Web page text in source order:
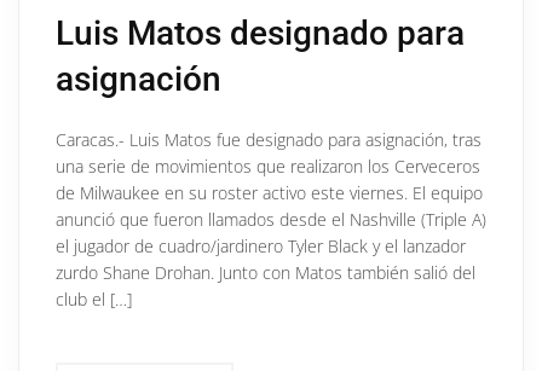
Luis Matos designado para
asignación
Caracas.- Luis Matos fue designado para asignación, tras
una serie de movimientos que realizaron los Cerveceros
de Milwaukee en su roster activo este viernes. El equipo
anunció que fueron llamados desde el Nashville (Triple A)
el jugador de cuadro/jardinero Tyler Black y el lanzador
zurdo Shane Drohan. Junto con Matos también salió del
club el […]